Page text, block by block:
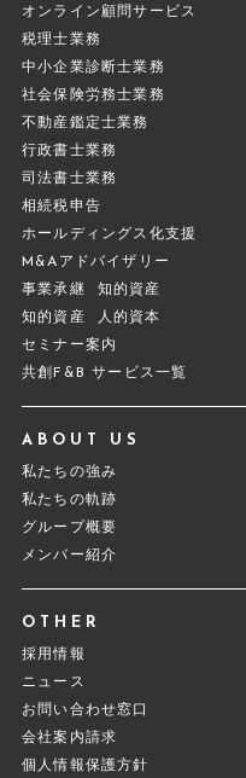
オンライン顧問サービス
税理士業務
中小企業診断士業務
社会保険労務士業務
不動産鑑定士業務
行政書士業務
司法書士業務
相続税申告
ホールディングス化支援
M&Aアドバイザリー
事業承継
知的資産
知的資産
人的資本
セミナー案内
共創F&B サービス一覧
ABOUT US
私たちの強み
私たちの軌跡
グループ概要
メンバー紹介
OTHER
採用情報
ニュース
お問い合わせ窓口
会社案内請求
個人情報保護方針